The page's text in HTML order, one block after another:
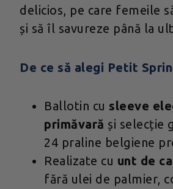
delicios, pe care femeile
și să îl savureze până la
De ce să alegi Petit
Ballotin cu sleeve
primăvară și selecție
24 praline belgiene
Realizate cu unt de
fără ulei de palmier,